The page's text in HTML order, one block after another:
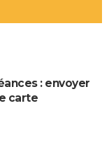
: envoyer
carte